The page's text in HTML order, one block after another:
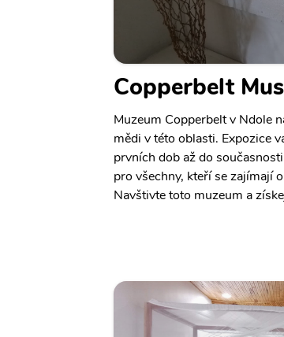
Copperbelt
Muzeum Copperbelt v Ndole
mědi v této oblasti. Expozice
prvních dob až do
pro všechny, kteří se zajímají
Navštivte toto muzeum a